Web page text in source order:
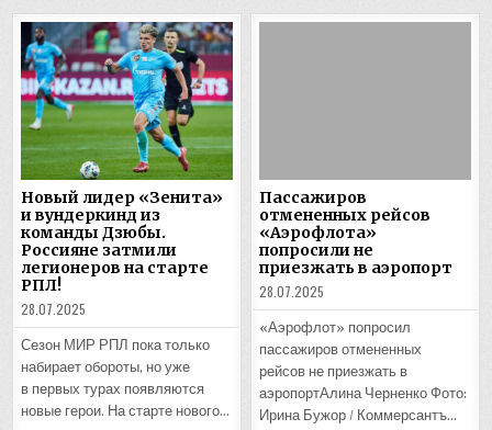
Новый лидер «Зенита»
и вундеркинд из
команды Дзюбы.
Россияне затмили
легионеров на старте
РПЛ!
28.07.2025
Сезон МИР РПЛ пока только
набирает обороты, но уже
в первых турах появляются
новые герои. На старте нового…
Пассажиров
отмененных рейсов
«Аэрофлота»
попросили не
приезжать в аэропорт
28.07.2025
«Аэрофлот» попросил
пассажиров отмененных
рейсов не приезжать в
аэропортАлина Черненко Фото:
Ирина Бужор / Коммерсантъ…